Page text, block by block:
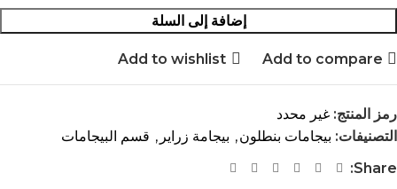
إضافة إلى السلة
Add to compare
Add to wishlist
رمز المنتج: غير محدد
التصنيفات: بيجامات بنطلون, بيجامة زراير , قسم البيجامات
Share: